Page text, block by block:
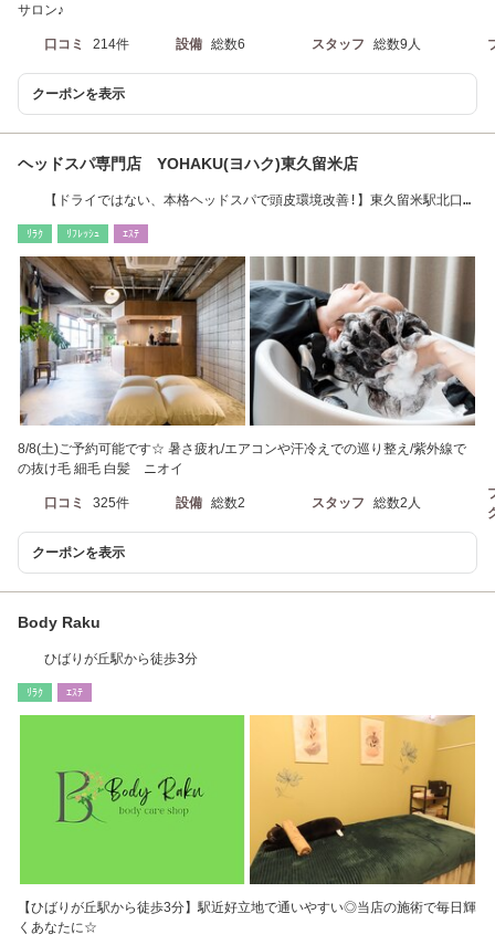
サロン♪
口コミ 214件 設備 総数6 スタッフ 総数9人
クーポンを表示
ヘッドスパ専門店 YOHAKU(ヨハク)東久留米店
【ドライではない、本格ヘッドスパで頭皮環境改善!】東久留米駅北口徒
ﾘﾗｸ ﾘﾌﾚｯｼｭ ｴｽﾃ
8/8(土)ご予約可能です☆ 暑さ疲れ/エアコンや汗冷えでの巡り整え/紫外線で
の抜け毛 細毛 白髪 ニオイ
口コミ 325件 設備 総数2 スタッフ 総数2人
クーポンを表示
Body Raku
ひばりが丘駅から徒歩3分
ﾘﾗｸ ｴｽﾃ
【ひばりが丘駅から徒歩3分】駅近好立地で通いやすい◎当店の施術で毎日輝
くあなたに☆